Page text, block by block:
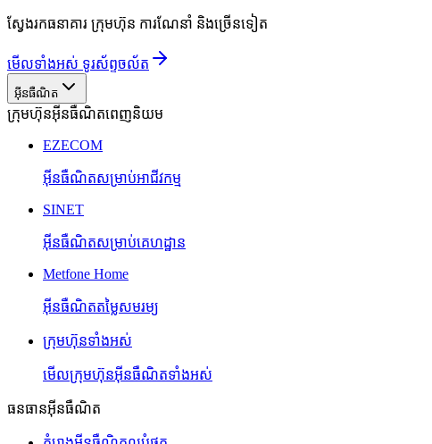
ស្វែងរកធនាគារ ក្រុមហ៊ុន ការណែនាំ និងច្រើនទៀត
មើលទាំងអស់ ទូរស័ព្ទចល័ត
អ៊ីនធឺណិត
ក្រុមហ៊ុនអ៊ីនធឺណិតពេញនិយម
EZECOM
អ៊ីនធឺណិតសម្រាប់អាជីវកម្ម
SINET
អ៊ីនធឺណិតសម្រាប់គេហដ្ឋាន
Metfone Home
អ៊ីនធឺណិតតម្លៃសមរម្យ
ក្រុមហ៊ុនទាំងអស់
មើលក្រុមហ៊ុនអ៊ីនធឺណិតទាំងអស់
ធនធានអ៊ីនធឺណិត